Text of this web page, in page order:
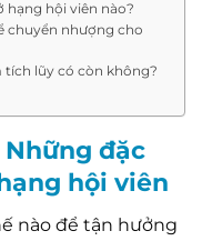
hạng hội viên nào?
chuyển nhượng cho
tích lũy có còn không?
đặc
hội viên
nào để tận hưởng